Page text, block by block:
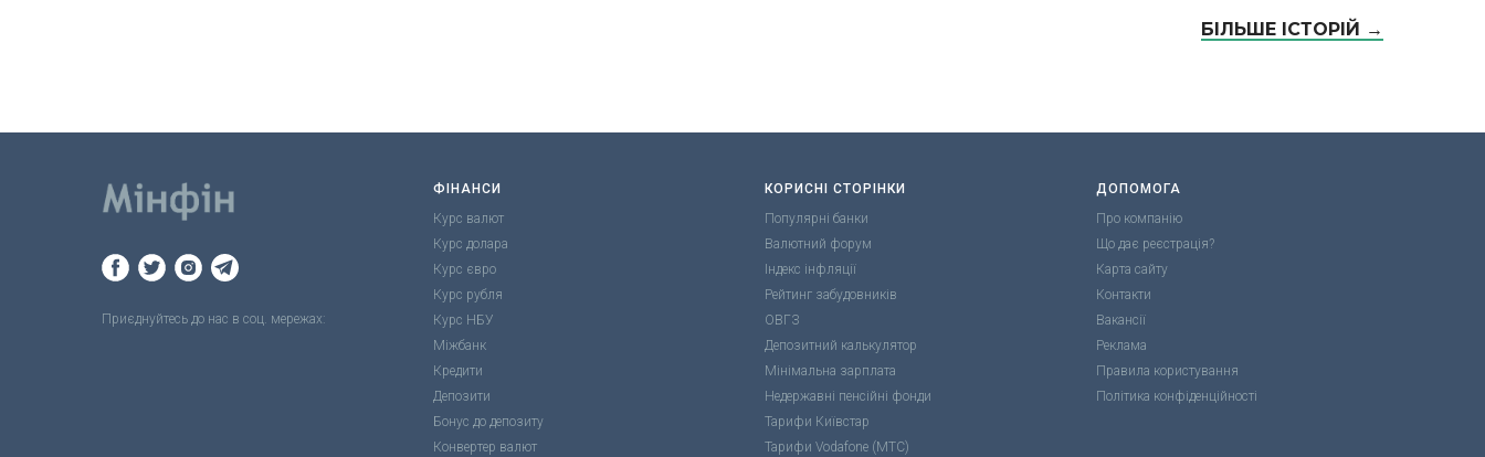
БІЛЬШЕ ІСТОРІЙ →
Приєднуйтесь до нас в соц. мережах:
ФІНАНСИ
Курс валют
Курс долара
Курс євро
Курс рубля
Курс НБУ
Міжбанк
Кредити
Депозити
Бонус до депозиту
Конвертер валют
КОРИСНІ СТОРІНКИ
Популярні банки
Валютний форум
Індекс інфляції
Рейтинг забудовників
ОВГЗ
Депозитний калькулятор
Мінімальна зарплата
Недержавні пенсійні фонди
Тарифи Київстар
Тарифи Vodafone (МТС)
ДОПОМОГА
Про компанію
Що дає реєстрація?
Карта сайту
Контакти
Вакансії
Реклама
Правила користування
Політика конфіденційності